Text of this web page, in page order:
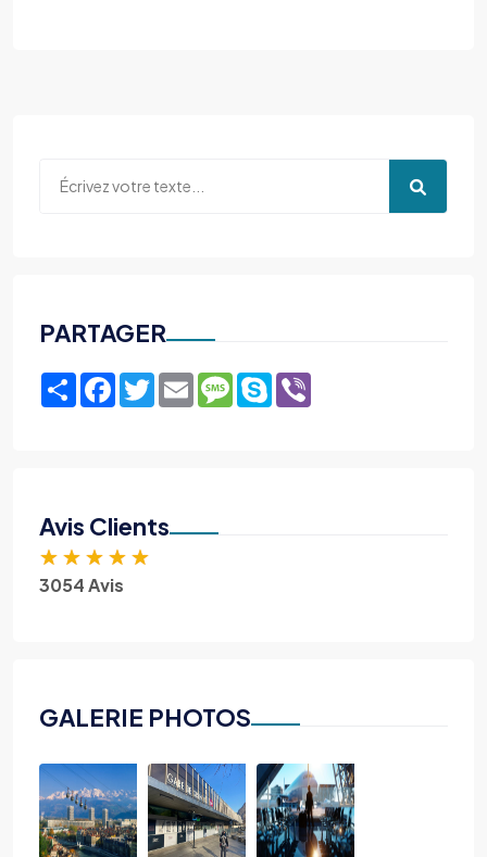
PARTAGER
ShareFacebook
TwitterEmailMessage
Skype
Avis Clients
★ ★ ★ ★ ★
3054 Avis
GALERIE PHOTOS